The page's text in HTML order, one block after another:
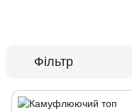
Фільтр